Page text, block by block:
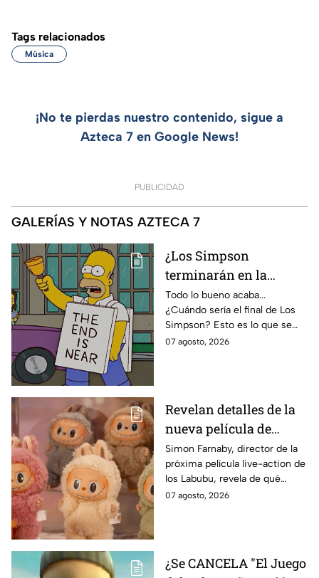
Tags relacionados
Música
¡No te pierdas nuestro contenido, sigue a
Azteca 7 en Google News!
PUBLICIDAD
GALERÍAS Y NOTAS AZTECA 7
¿Los Simpson
terminarán en la
temporada 40? Actriz
de Bart Simpson da
IMPACTANTE
declaración
Todo lo bueno acaba...
¿Cuándo sería el final de Los
Simpson? Esto es lo que se
sabe:
07 agosto, 2026
Revelan detalles de la
nueva película de
Labubu: de qué tratará
y cuándo se estrena
Simon Farnaby, director de la
próxima película live-action de
los Labubu, revela de qué
tratará la cinta. Aquí te
07 agosto, 2026
¿Se CANCELA "El Juego